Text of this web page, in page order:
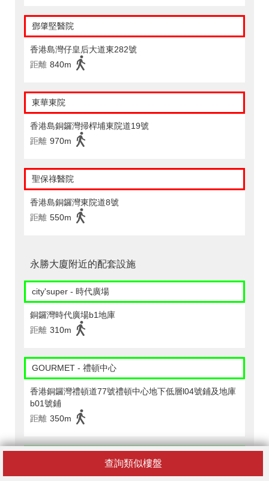
查詢類似樓盤
鄧肇堅醫院
香港島灣仔皇后大道東282號
距離 840m
東華東院
香港島銅鑼灣掃桿埔東院道19號
距離 970m
聖保祿醫院
香港島銅鑼灣東院道8號
距離 550m
永勝大廈附近的配套設施
city'super - 時代廣場
銅鑼灣時代廣場b1地庫
距離 310m
GOURMET - 禮頓中心
香港銅鑼灣禮頓道77號禮頓中心地下低層l04號鋪及地庫
b01號鋪
距離 350m